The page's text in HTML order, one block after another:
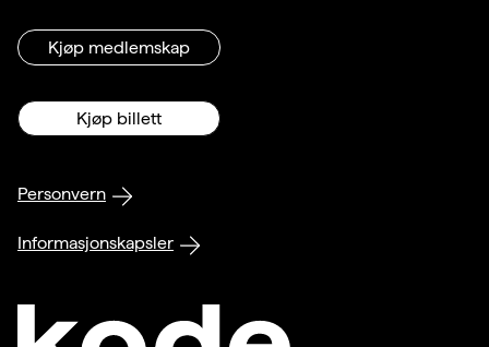
Kjøp medlemskap
Kjøp billett
Personvern
Informasjonskapsler